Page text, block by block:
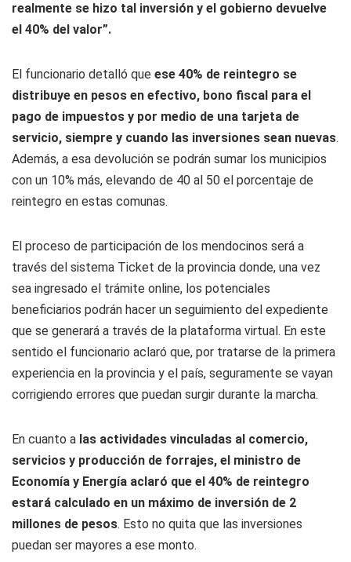
realmente se hizo tal inversión y el gobierno devuelve
el 40% del valor”.
El funcionario detalló que ese 40% de reintegro se
distribuye en pesos en efectivo, bono fiscal para el
pago de impuestos y por medio de una tarjeta de
servicio, siempre y cuando las inversiones sean nuevas.
Además, a esa devolución se podrán sumar los municipios
con un 10% más, elevando de 40 al 50 el porcentaje de
reintegro en estas comunas.
El proceso de participación de los mendocinos será a
través del sistema Ticket de la provincia donde, una vez
sea ingresado el trámite online, los potenciales
beneficiarios podrán hacer un seguimiento del expediente
que se generará a través de la plataforma virtual. En este
sentido el funcionario aclaró que, por tratarse de la primera
experiencia en la provincia y el país, seguramente se vayan
corrigiendo errores que puedan surgir durante la marcha.
En cuanto a las actividades vinculadas al comercio,
servicios y producción de forrajes, el ministro de
Economía y Energía aclaró que el 40% de reintegro
estará calculado en un máximo de inversión de 2
millones de pesos. Esto no quita que las inversiones
puedan ser mayores a ese monto.